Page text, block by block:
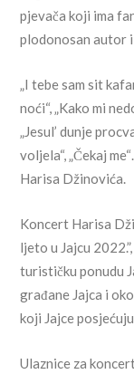
pjevača koji ima
plodonosan autor
„I tebe sam sit
noći“, „Kako mi
„Jesul’ dunje
voljela“, „Čekaj
Harisa Džinovića.
Koncert Harisa
ljeto u Jajcu
turističku ponudu
građane Jajca i
koji Jajce
Ulaznice za